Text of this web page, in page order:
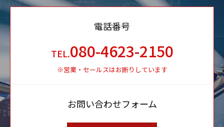
電話番号
TEL.080-4623-2150
※営業・セールスはお断りしています
お問い合わせフォーム